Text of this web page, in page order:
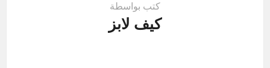
كتب بواسطة
كيف لابز